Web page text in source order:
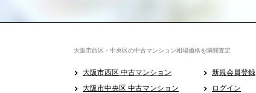
大阪市西区・中央区の中古マンション相場価格を瞬間査定
大阪市西区 中古マンション
大阪市中央区 中古マンション
新規会員登録
ログイン